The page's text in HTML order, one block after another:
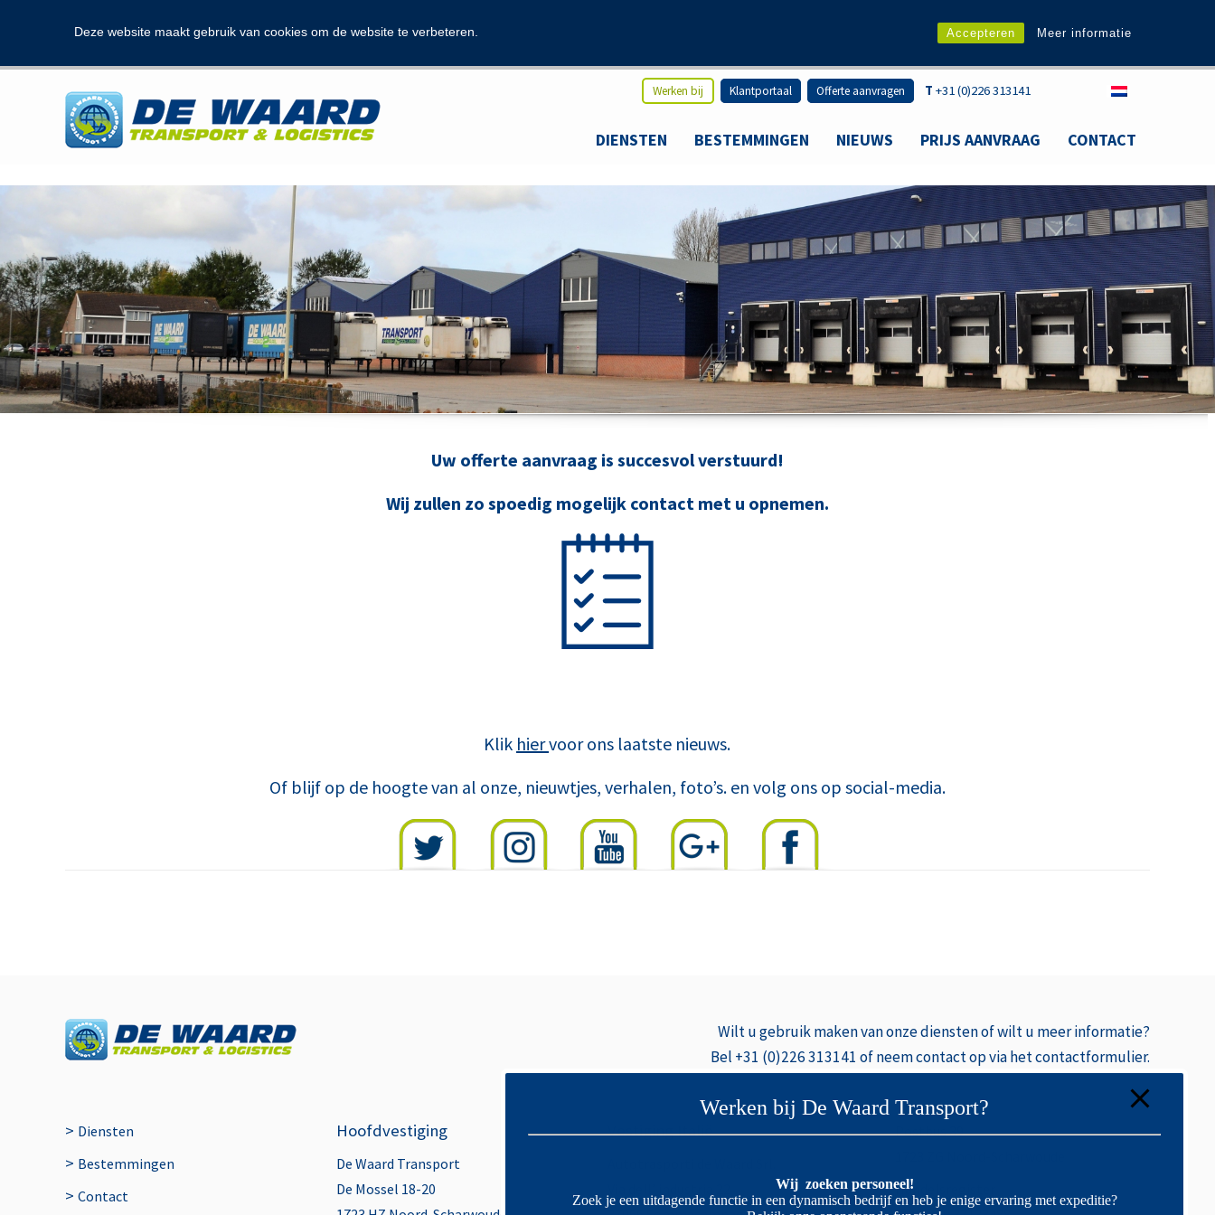
Deze website maakt gebruik van cookies om de website te verbeteren. Accepteren Meer informatie
Werken bij Klantportaal Offerte aanvragen T +31 (0)226 313141
DIENSTEN BESTEMMINGEN NIEUWS PRIJS AANVRAAG CONTACT
Uw offerte aanvraag is succesvol verstuurd!
Wij zullen zo spoedig mogelijk contact met u opnemen.
Klik hiervoor ons laatste nieuws.
Of blijf op de hoogte van al onze, nieuwtjes, verhalen, foto’s. en volg ons op social-media.
Wilt u gebruikmaken van onze diensten of wilt u meer informatie?
Bel +31 (0)226 313141 of neem contact op via het contactformulier.
> Diensten
> Bestemmingen
> Contact
Hoofdvestiging
De Waard Transport
De Mossel 18-20
Vestiging Italië
Postbus 39
Handelsregister
Werken bij De Waard Transport?
Wij zoeken personeel!
Zoek je een uitdagende functie in een dynamisch bedrijf en heb je enige ervaring met expeditie?